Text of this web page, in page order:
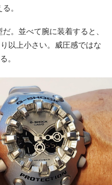
。
。並べて腕に装着すると、
以上小さい。威圧感ではな
。